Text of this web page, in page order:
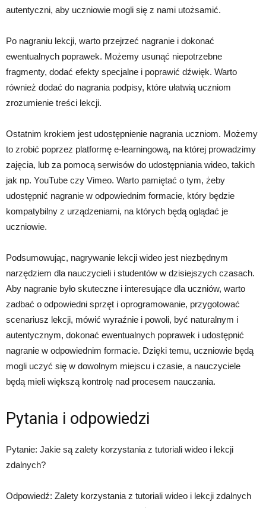
autentyczni, aby uczniowie mogli się z nami utożsamić.
Po nagraniu lekcji, warto przejrzeć nagranie i dokonać
ewentualnych poprawek. Możemy usunąć niepotrzebne
fragmenty, dodać efekty specjalne i poprawić dźwięk. Warto
również dodać do nagrania podpisy, które ułatwią uczniom
zrozumienie treści lekcji.
Ostatnim krokiem jest udostępnienie nagrania uczniom. Możemy
to zrobić poprzez platformę e-learningową, na której prowadzimy
zajęcia, lub za pomocą serwisów do udostępniania wideo, takich
jak np. YouTube czy Vimeo. Warto pamiętać o tym, żeby
udostępnić nagranie w odpowiednim formacie, który będzie
kompatybilny z urządzeniami, na których będą oglądać je
uczniowie.
Podsumowując, nagrywanie lekcji wideo jest niezbędnym
narzędziem dla nauczycieli i studentów w dzisiejszych czasach.
Aby nagranie było skuteczne i interesujące dla uczniów, warto
zadbać o odpowiedni sprzęt i oprogramowanie, przygotować
scenariusz lekcji, mówić wyraźnie i powoli, być naturalnym i
autentycznym, dokonać ewentualnych poprawek i udostępnić
nagranie w odpowiednim formacie. Dzięki temu, uczniowie będą
mogli uczyć się w dowolnym miejscu i czasie, a nauczyciele
będą mieli większą kontrolę nad procesem nauczania.
Pytania i odpowiedzi
Pytanie: Jakie są zalety korzystania z tutoriali wideo i lekcji
zdalnych?
Odpowiedź: Zalety korzystania z tutoriali wideo i lekcji zdalnych